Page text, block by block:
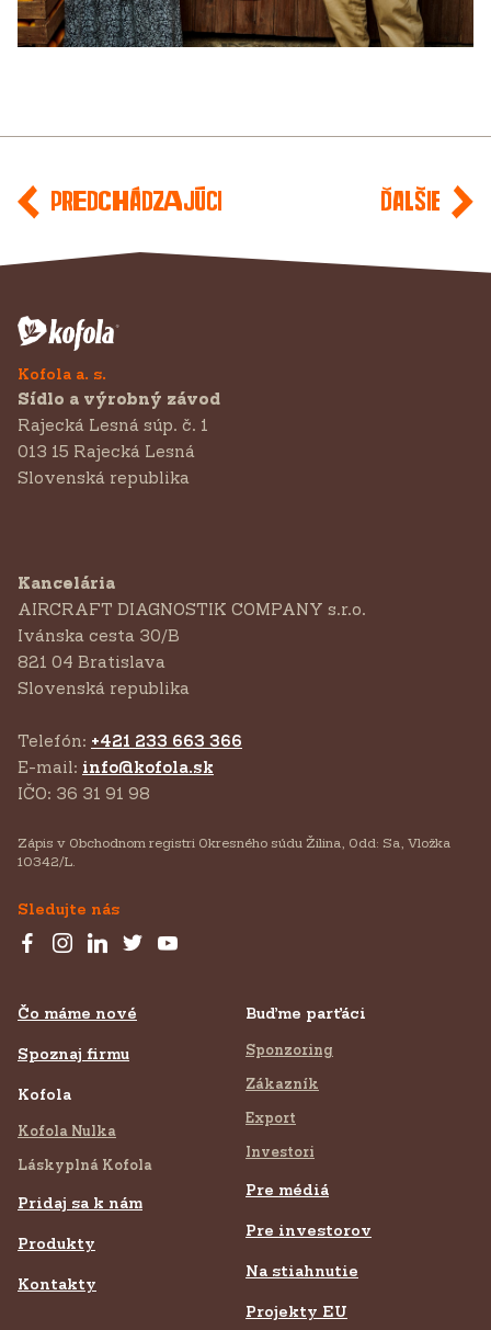
Predchádzajúci Ďalšie
Kofola a. s.
Sídlo a výrobný závod
Rajecká Lesná súp. č. 1
013 15 Rajecká Lesná
Slovenská republika
Kancelária
AIRCRAFT DIAGNOSTIK COMPANY s.r.o.
‍Ivánska cesta 30/B
821 04 Bratislava
Slovenská republika
Telefón: +421 233 663 366
E-mail: info@kofola.sk
IČO: 36 31 91 98
Zápis v Obchodnom registri Okresného súdu Žilina, Odd: Sa, Vložka
10342/L.
Sledujte nás
Čo máme nové
Spoznaj firmu
Kofola
Kofola Nulka
Láskyplná Kofola
Pridaj sa k nám
Produkty
Kontakty
Buďme parťáci
Sponzoring
Zákazník
Export
Investori
Pre médiá
Pre investorov
Na stiahnutie
Projekty EU